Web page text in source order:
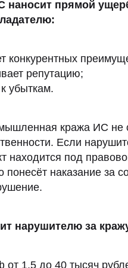
наносит прямой
конкурентных
репутацию;
убыткам.
кража ИС не
Если
находится под
понесёт наказание за
нарушителю за
от 1,5 до 40 тысяч